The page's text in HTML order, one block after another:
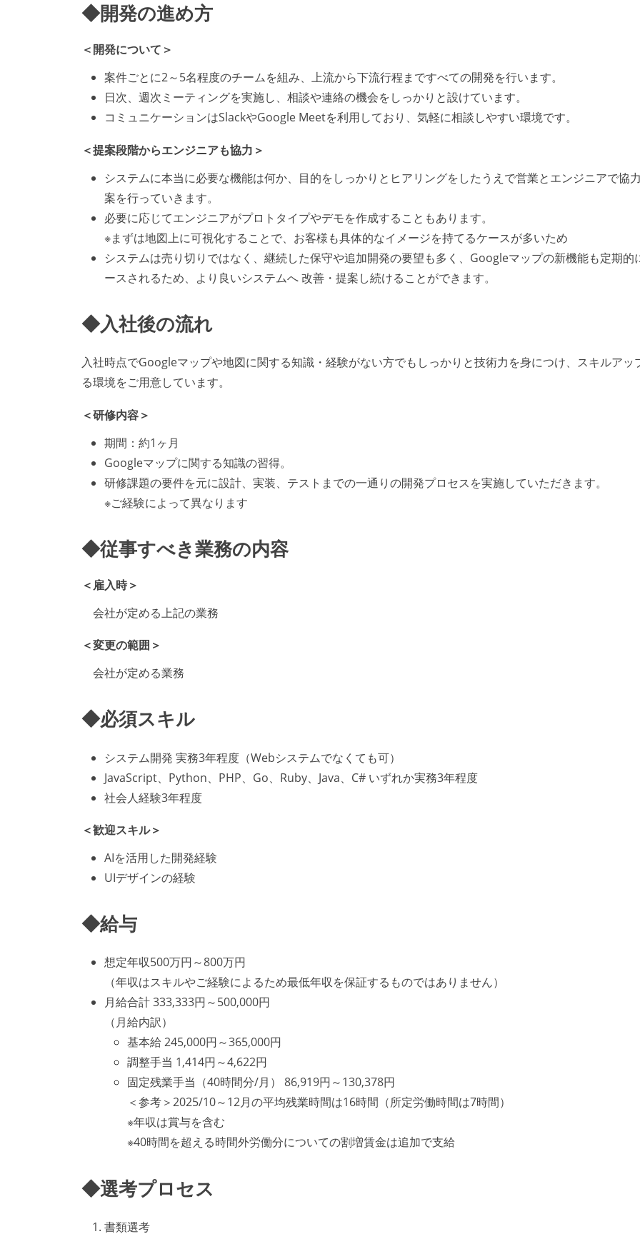
◆開発の進め方
＜開発について＞
案件ごとに2～5名程度のチームを組み、上流から下流行程まですべての開発を行います。
日次、週次ミーティングを実施し、相談や連絡の機会をしっかりと設けています。
コミュニケーションはSlackやGoogle Meetを利用しており、気軽に相談しやすい環境です。
＜提案段階からエンジニアも協力＞
システムに本当に必要な機能は何か、目的をしっかりとヒアリングをしたうえで営業とエンジニアで協
案を行っていきます。
必要に応じてエンジニアがプロトタイプやデモを作成することもあります。
※まずは地図上に可視化することで、お客様も具体的なイメージを持てるケースが多いため
システムは売り切りではなく、継続した保守や追加開発の要望も多く、Googleマップの新機能も定期的
ースされるため、より良いシステムへ 改善・提案し続けることができます。
◆入社後の流れ
入社時点でGoogleマップや地図に関する知識・経験がない方でもしっかりと技術力を身につけ、スキルアッ
る環境をご用意しています。
＜研修内容＞
期間：約1ヶ月
Googleマップに関する知識の習得。
研修課題の要件を元に設計、実装、テストまでの一通りの開発プロセスを実施していただきます。
※ご経験によって異なります
◆従事すべき業務の内容
＜雇入時＞
会社が定める上記の業務
＜変更の範囲＞
会社が定める業務
◆必須スキル
システム開発 実務3年程度（Webシステムでなくても可）
JavaScript、Python、PHP、Go、Ruby、Java、C# いずれか実務3年程度
社会人経験3年程度
＜歓迎スキル＞
AIを活用した開発経験
UIデザインの経験
◆給与
想定年収500万円～800万円
（年収はスキルやご経験によるため最低年収を保証するものではありません）
月給合計 333,333円～500,000円
（月給内訳）
基本給 245,000円～365,000円
調整手当 1,414円～4,622円
固定残業手当（40時間分/月） 86,919円～130,378円
＜参考＞2025/10～12月の平均残業時間は16時間（所定労働時間は7時間）
※年収は賞与を含む
※40時間を超える時間外労働分についての割増賃金は追加で支給
◆選考プロセス
書類選考